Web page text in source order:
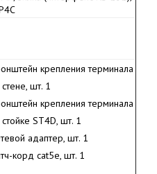
крепления терминала
шт. 1
крепления терминала
ST4D, шт. 1
адаптер, шт. 1
корд cat5е, шт. 1